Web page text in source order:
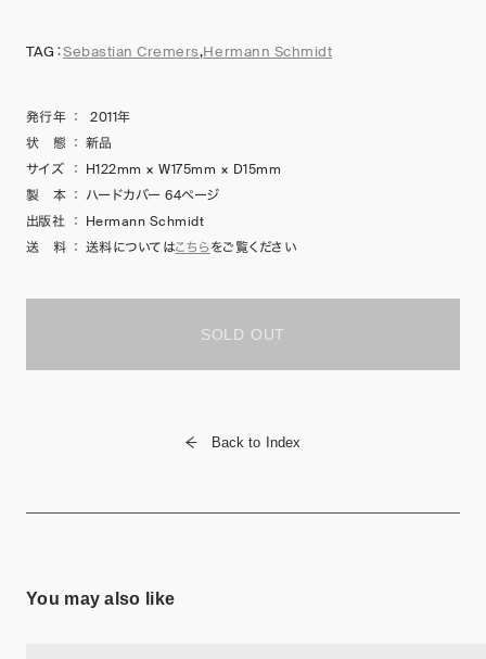
TAG：Sebastian Cremers,Hermann Schmidt
発行年 ：
2011年
状 態 ： 新品
サイズ
： H122mm × W175mm × D15mm
製 本 ： ハードカバー 64ページ
出版社 ： Hermann Schmidt
送 料 ： 送料についてはこちらをご覧ください
SOLD OUT
Back to Index
You may also like